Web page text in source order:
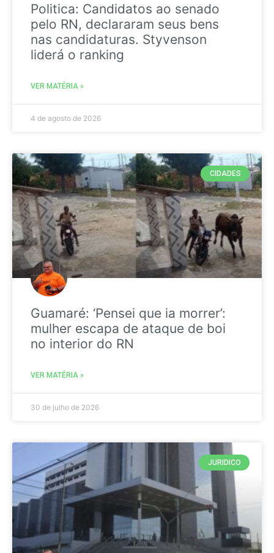
Politica: Candidatos ao senado
pelo RN, declararam seus bens
nas candidaturas. Styvenson
liderá o ranking
VER MATÉRIA »
4 de agosto de 2026
CIDADES
Guamaré: ‘Pensei que ia morrer’:
mulher escapa de ataque de boi
no interior do RN
VER MATÉRIA »
30 de julho de 2026
JURIDICO